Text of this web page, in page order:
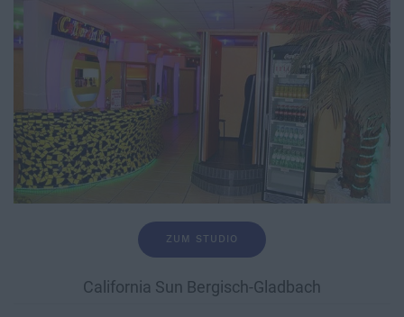
ZUM STUDIO
California Sun Bergisch-Gladbach